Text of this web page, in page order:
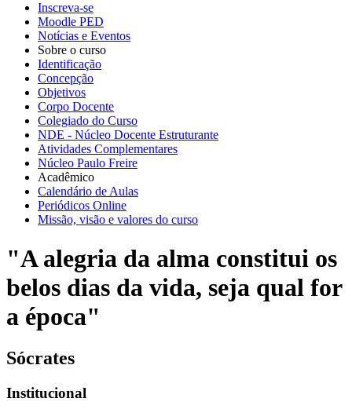
Inscreva-se
Moodle PED
Notícias e Eventos
Sobre o curso
Identificação
Concepção
Objetivos
Corpo Docente
Colegiado do Curso
NDE - Núcleo Docente Estruturante
Atividades Complementares
Núcleo Paulo Freire
Acadêmico
Calendário de Aulas
Periódicos Online
Missão, visão e valores do curso
"A alegria da alma constitui os
belos dias da vida, seja qual for
a época"
Sócrates
Institucional